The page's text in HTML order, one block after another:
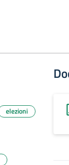
elezioni